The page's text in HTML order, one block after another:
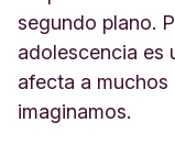
segundo plano.
adolescencia es
afecta a
imaginamos.